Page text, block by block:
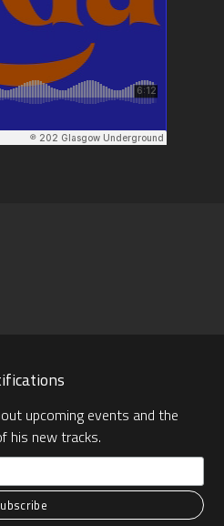
upcoming events and the
his new tracks.